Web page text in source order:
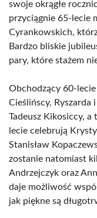
swoje okrągłe
przyciągnie 65-lecie
Cyrankowskich,
Bardzo bliskie
pary, które stażem
Obchodzący 60-
Cieślińscy, Ryszarda
Tadeusz Kikosiccy,
lecie celebrują
Stanisław
zostanie natomiast
Andrzejczyk oraz
daje możliwość
jak piękne są